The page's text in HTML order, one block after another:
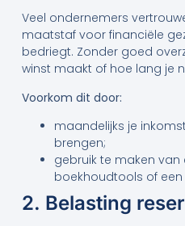
Veel ondernemers
maatstaf voor financiële
bedriegt. Zonder goed
winst maakt of hoe lang je
Voorkom dit door:
maandelijks je
brengen;
gebruik te maken van
boekhoudtools of
2. Belasting